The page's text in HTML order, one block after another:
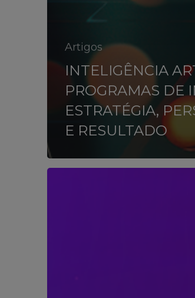
Artigos
INTELIGÊNCIA
PROGRAMAS DE
ESTRATÉGIA,
E RESULTADO